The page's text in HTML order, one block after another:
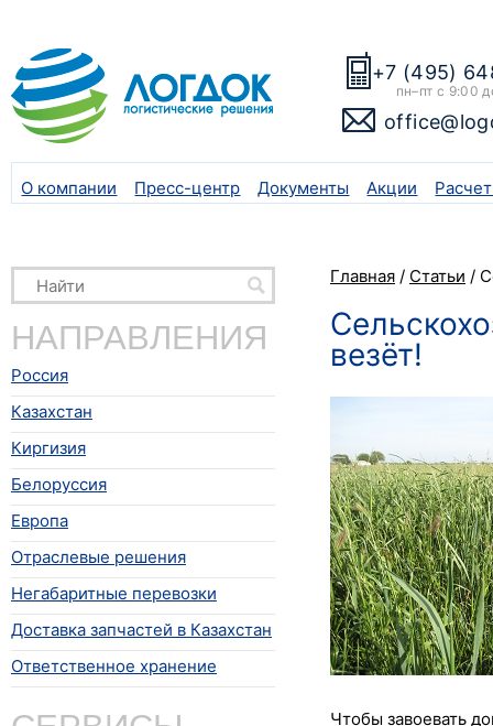
+7 (495)
пн–пт с 9:00
О компании Пресс-центр Документы Акции
НАПРАВЛЕНИЯ
Россия
Казахстан
Киргизия
Белоруссия
Европа
Отраслевые решения
Негабаритные перевозки
Доставка запчастей в Казахстан
Ответственное хранение
Главная / Статьи /
везёт!
Чтобы завоевать